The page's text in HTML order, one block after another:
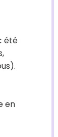
été
en